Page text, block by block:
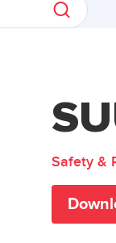
Safety &